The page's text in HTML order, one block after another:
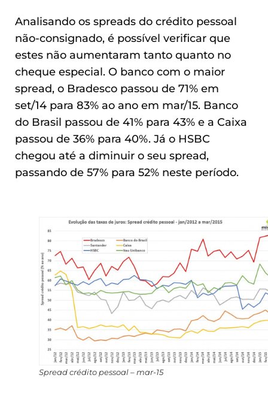
Analisando os spreads do crédito pessoal
não-consignado, é possível verificar que
estes não aumentaram tanto quanto no
cheque especial. O banco com o maior
spread, o Bradesco passou de 71% em
set/14 para 83% ao ano em mar/15. Banco
do Brasil passou de 41% para 43% e a Caixa
passou de 36% para 40%. Já o HSBC
chegou até a diminuir o seu spread,
passando de 57% para 52% neste período.
Spread crédito pessoal – mar-15